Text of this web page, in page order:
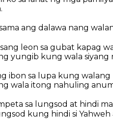
ang dalawa nang
leon sa gubat kapag
yungib kung wala
ibon sa lupa kung
wala itong nahuling
sa lungsod at hindi
kung hindi si